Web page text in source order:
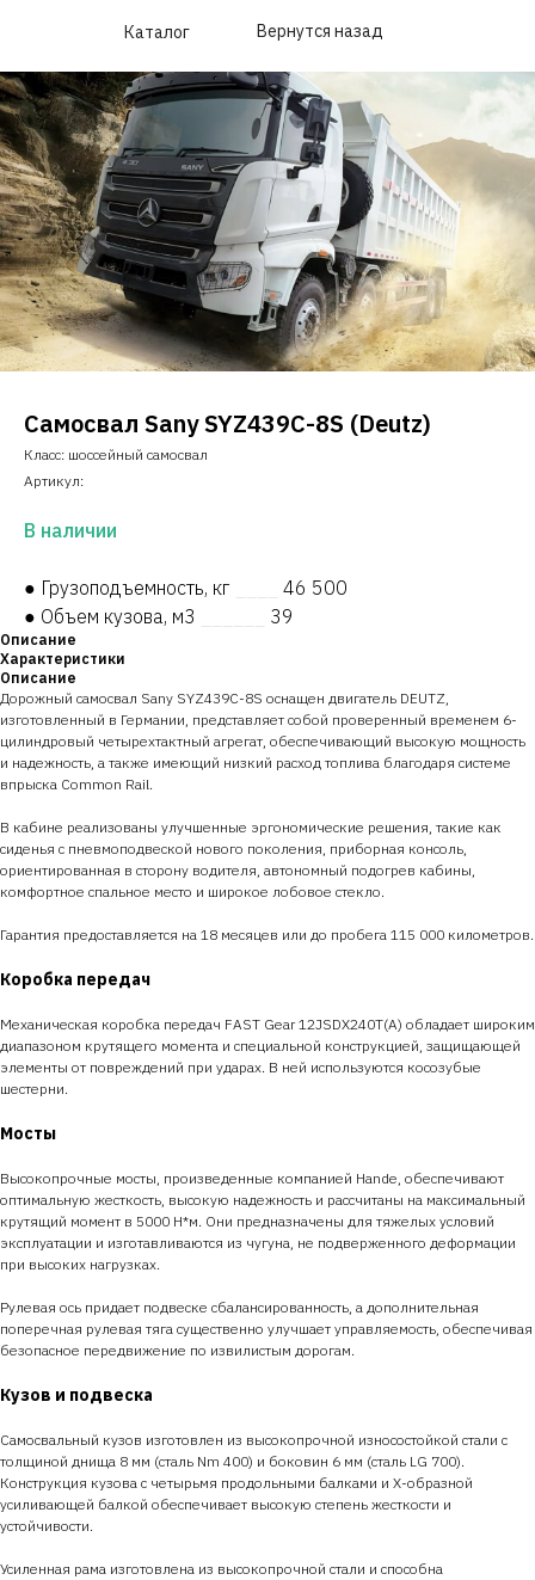
Каталог Вернутся назад
Самосвал Sany SYZ439C-8S (Deutz)
Класс: шоссейный самосвал
Артикул:
В наличии
● Грузоподъемность, кг
46 500
● Объем кузова, м3
39
Описание
Характеристики
Описание
Дорожный самосвал Sany SYZ439C-8S оснащен двигатель DEUTZ,
изготовленный в Германии, представляет собой проверенный временем 6-
цилиндровый четырехтактный агрегат, обеспечивающий высокую мощность
и надежность, а также имеющий низкий расход топлива благодаря системе
впрыска Common Rail.
В кабине реализованы улучшенные эргономические решения, такие как
сиденья с пневмоподвеской нового поколения, приборная консоль,
ориентированная в сторону водителя, автономный подогрев кабины,
комфортное спальное место и широкое лобовое стекло.
Гарантия предоставляется на 18 месяцев или до пробега 115 000 километров.
Коробка передач
Механическая коробка передач FAST Gear 12JSDX240T(A) обладает широким
диапазоном крутящего момента и специальной конструкцией, защищающей
элементы от повреждений при ударах. В ней используются косозубые
шестерни.
Мосты
Высокопрочные мосты, произведенные компанией Hande, обеспечивают
оптимальную жесткость, высокую надежность и рассчитаны на максимальный
крутящий момент в 5000 Н*м. Они предназначены для тяжелых условий
эксплуатации и изготавливаются из чугуна, не подверженного деформации
при высоких нагрузках.
Рулевая ось придает подвеске сбалансированность, а дополнительная
поперечная рулевая тяга существенно улучшает управляемость, обеспечивая
безопасное передвижение по извилистым дорогам.
Кузов и подвеска
Самосвальный кузов изготовлен из высокопрочной износостойкой стали с
толщиной днища 8 мм (сталь Nm 400) и боковин 6 мм (сталь LG 700).
Конструкция кузова с четырьмя продольными балками и Х-образной
усиливающей балкой обеспечивает высокую степень жесткости и
устойчивости.
Усиленная рама изготовлена из высокопрочной стали и способна